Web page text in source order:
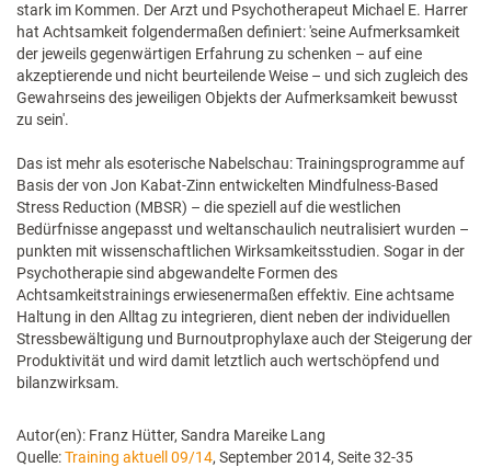
stark im Kommen. Der Arzt und Psychotherapeut Michael E. Harrer
hat Achtsamkeit folgendermaßen definiert: 'seine Aufmerksamkeit
der jeweils gegenwärtigen Erfahrung zu schenken – auf eine
akzeptierende und nicht beurteilende Weise – und sich zugleich des
Gewahrseins des jeweiligen Objekts der Aufmerksamkeit bewusst
zu sein'.
Das ist mehr als esoterische Nabelschau: Trainingsprogramme auf
Basis der von Jon Kabat-Zinn entwickelten Mindfulness-Based
Stress Reduction (MBSR) – die speziell auf die westlichen
Bedürfnisse angepasst und weltanschaulich neutralisiert wurden –
punkten mit wissenschaftlichen Wirksamkeitsstudien. Sogar in der
Psychotherapie sind abgewandelte Formen des
Achtsamkeitstrainings erwiesenermaßen effektiv. Eine achtsame
Haltung in den Alltag zu integrieren, dient neben der individuellen
Stressbewältigung und Burnoutprophylaxe auch der Steigerung der
Produktivität und wird damit letztlich auch wertschöpfend und
bilanzwirksam.
Autor(en): Franz Hütter, Sandra Mareike Lang
Quelle:Training aktuell 09/14, September 2014, Seite 32-35